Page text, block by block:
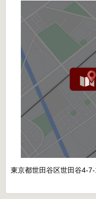
東京都世田谷区世田谷4-